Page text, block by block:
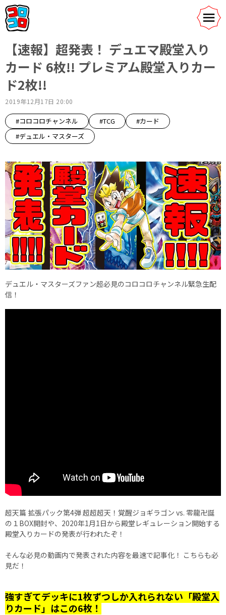
【速報】超発表！ デュエマ殿堂入り
カード 6枚!! プレミアム殿堂入りカー
ド2枚!!
2019年12月17日 20:00
#コロコロチャンネル #TCG
#カード
#デュエル・マスターズ
デュエル・マスターズファン超必見のコロコロチャンネル緊急生配
信！
超天篇 拡張パック第4弾 超超超天！覚醒ジョギラゴン vs. 零龍卍誕
の１BOX開封や、2020年1月1日から殿堂レギュレーション開始する
殿堂入りカードの発表が行われたぞ！
そんな必見の動画内で発表された内容を最速で記事化！ こちらも必
見だ！
強すぎてデッキに1枚ずつしか入れられない「殿堂入
りカード」はこの6枚！